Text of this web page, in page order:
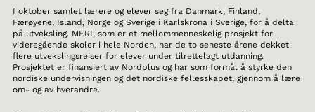
I oktober samlet lærere og elever seg fra Danmark, Finland,
Færøyene, Island, Norge og Sverige i Karlskrona i Sverige, for å delta
på utveksling. MERI, som er et mellommenneskelig prosjekt for
videregående skoler i hele Norden, har de to seneste årene dekket
flere utvekslingsreiser for elever under tilrettelagt utdanning.
Prosjektet er finansiert av Nordplus og har som formål å styrke den
nordiske undervisningen og det nordiske fellesskapet, gjennom å lære
om- og av hverandre.